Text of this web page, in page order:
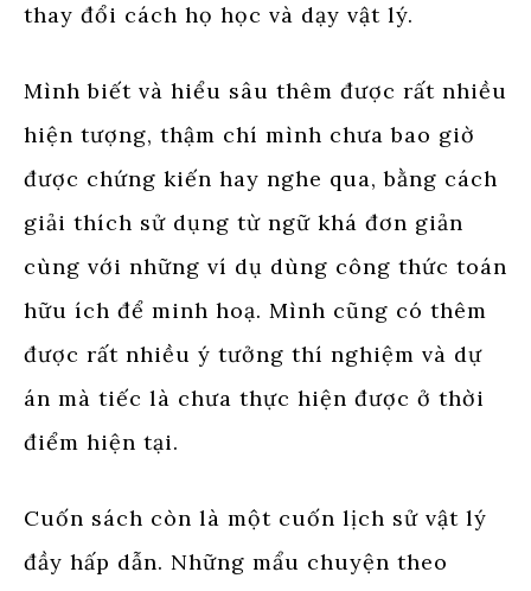
thay đổi cách họ học và dạy vật lý.
Mình biết và hiểu sâu thêm được rất nhiều
hiện tượng, thậm chí mình chưa bao giờ
được chứng kiến hay nghe qua, bằng cách
giải thích sử dụng từ ngữ khá đơn giản
cùng với những ví dụ dùng công thức toán
hữu ích để minh hoạ. Mình cũng có thêm
được rất nhiều ý tưởng thí nghiệm và dự
án mà tiếc là chưa thực hiện được ở thời
điểm hiện tại.
Cuốn sách còn là một cuốn lịch sử vật lý
đầy hấp dẫn. Những mẩu chuyện theo